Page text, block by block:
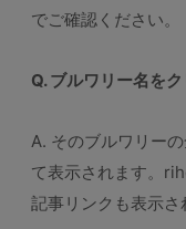
でご確認ください。
Q. ブルワリー名を
A. そのブルワリー
て表示されます。
記事リンクも表示さ